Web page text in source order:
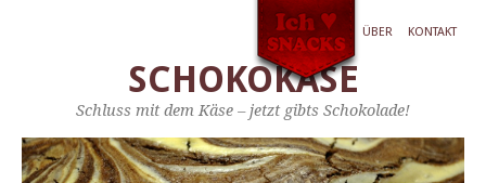
ÜBER KONTAKT
SCHOKOKÄSE
Schluss mit dem Käse – jetzt gibts Schokolade!